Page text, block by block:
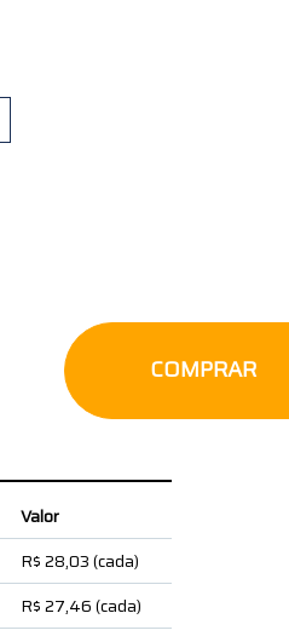
COMPRAR
Valor
R$ 28,03(cada)
R$ 27,46(cada)